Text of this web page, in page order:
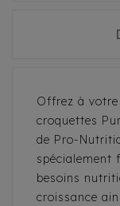
Offrez à
croquettes
de Pro-
spécialement
besoins
croissance